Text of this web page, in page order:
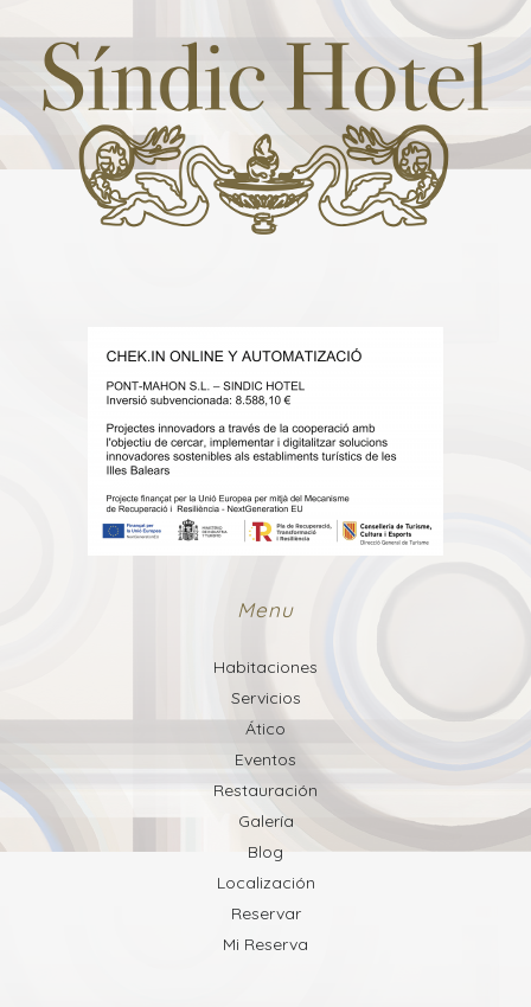
Menu
Habitaciones
Servicios
Ático
Eventos
Restauración
Galería
Blog
Localización
Reservar
Mi Reserva